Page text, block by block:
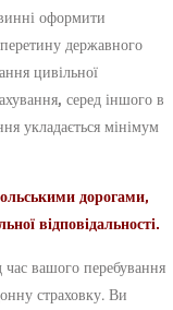
оформити
державного
цивільної
серед іншого в
укладається мінімум
дорогами,
відповідальності.
час вашого перебування
страховку. Ви